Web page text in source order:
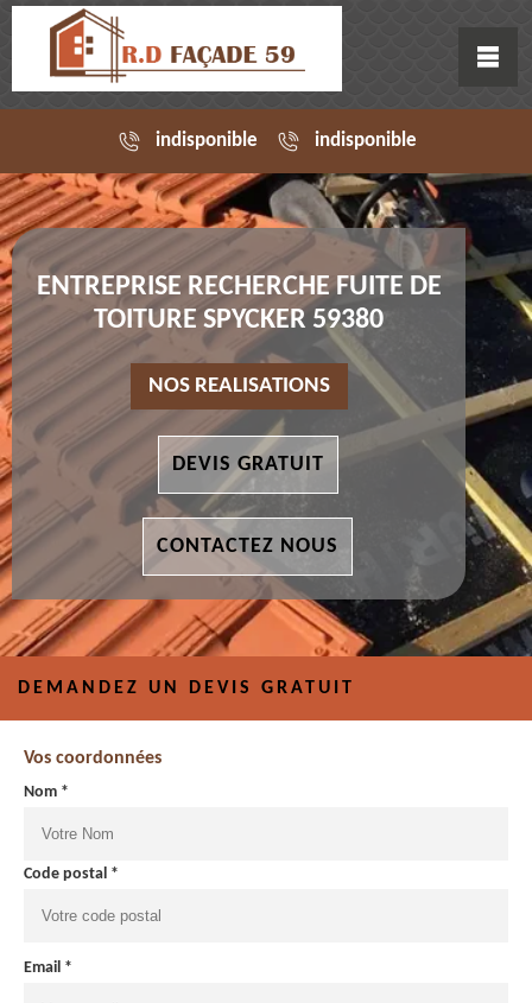
indisponible indisponible
ENTREPRISE RECHERCHE FUITE DE
TOITURE SPYCKER 59380
NOS REALISATIONS
DEVIS GRATUIT
CONTACTEZ NOUS
DEMANDEZ UN DEVIS GRATUIT
Vos coordonnées
Nom *
Code postal *
Email *